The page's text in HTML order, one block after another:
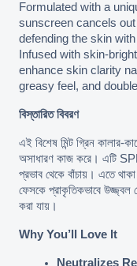
Formulated with a
sunscreen cancels
defending the skin
Infused with skin-
enhance skin clarity
greasy feel, and
বিস্তারিত বিবরণ
এই বিশেষ মিন্ট গ্রিন কালার-
অসাধারণ কাজ করে। এটি
প্রভাব থেকে বাঁচায়। এতে
ফেসকে প্রাকৃতিকভাবে উজ্জ্বল
করা যায়।
Why You’ll Love It
Neutralizes